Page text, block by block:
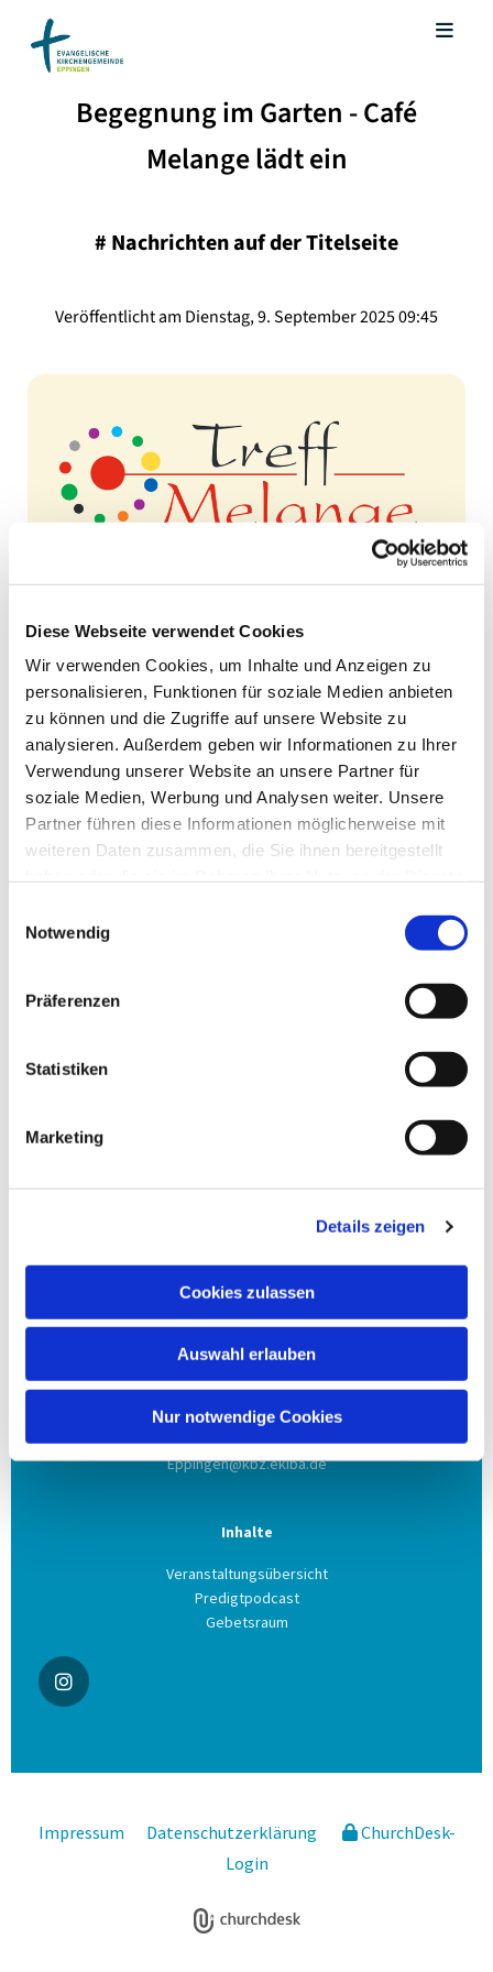
Diese Webseite verwendet Cookies
Wir verwenden Cookies, um Inhalte und Anzeigen zu
personalisieren, Funktionen für soziale Medien anbieten
zu können und die Zugriffe auf unsere Website zu
analysieren. Außerdem geben wir Informationen zu Ihrer
Verwendung unserer Website an unsere Partner für
soziale Medien, Werbung und Analysen weiter. Unsere
Partner führen diese Informationen möglicherweise mit
weiteren Daten zusammen, die Sie ihnen bereitgestellt
Notwendig
Präferenzen
Statistiken
Marketing
Details zeigen
Cookies zulassen
Auswahl erlauben
Nur notwendige Cookies
Begegnung im Garten - Café
Melange lädt ein
# Nachrichten auf der Titelseite
Veröffentlicht am Dienstag, 9. September 2025 09:45
Begegnung im Garten - Café Melange lädt ein
Die ökumenische Flüchtlingshilfe in Eppingen gibt es
seit 2015. Im Zentrum ihres Engagements steht das
Café Melange. Ein Begegnungsort für Geflüchtete und
Einwohner. Im Zuge der Landesgartenschau 2021
legte die Initiative einen Garten an, wo die Menschen
nun auch draußen im Grünen eine gute Zeit
können Sie einen Film über die ökumenische
Flüchtlingshilfe sehen:
Film Ökumenische Flüchtlingshilfe - Hoffnungsgarten
75031 Eppingen
Tel. 07262 / 9172-0
Fax 07262 / 9172-22
Eppingen@kbz.ekiba.de
Inhalte
Veranstaltungsübersicht
Predigtpodcast
Gebetsraum
Impressum Datenschutzerklärung
ChurchDesk-
Login